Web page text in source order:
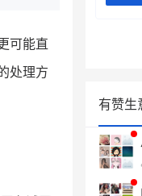
可能直
处理方
有赞生